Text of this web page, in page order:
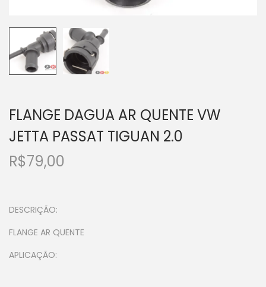
FLANGE DAGUA AR QUENTE VW
JETTA PASSAT TIGUAN 2.0
R$79,00
DESCRIÇÃO:
FLANGE AR QUENTE
APLICAÇÃO: